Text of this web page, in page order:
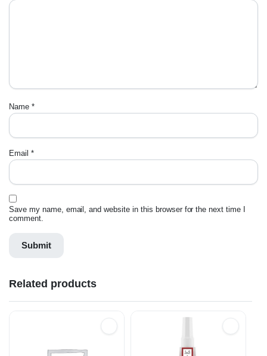
Name *
Email *
Save my name, email, and website in this browser for the next time I
comment.
Related products